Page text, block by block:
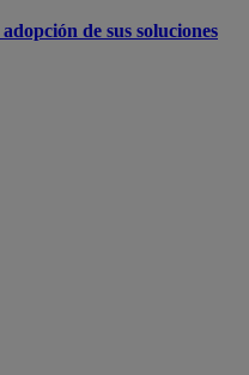
de sus soluciones